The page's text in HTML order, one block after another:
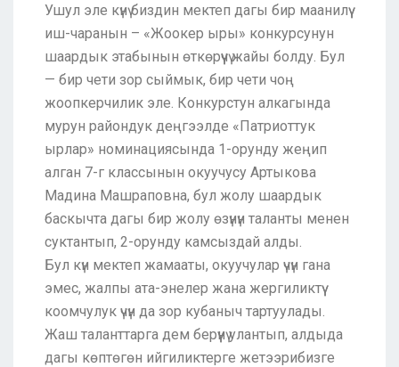
Ушул эле күнү биздин мектеп дагы бир маанилүү
иш-чаранын – «Жоокер ыры» конкурсунун
шаардык этабынын өткөрүүчү жайы болду. Бул
— бир чети зор сыймык, бир чети чоң
жоопкерчилик эле. Конкурстун алкагында
мурун райондук деңгээлде «Патриоттук
ырлар» номинациясында 1-орунду жеңип
алган 7-г классынын окуучусу Артыкова
Мадина Машраповна, бул жолу шаардык
баскычта дагы бир жолу өзүнүн таланты менен
суктантып, 2-орунду камсыздай алды.
Бул күн мектеп жамааты, окуучулар үчүн гана
эмес, жалпы ата-энелер жана жергиликтүү
коомчулук үчүн да зор кубаныч тартуулады.
Жаш таланттарга дем берүүнү улантып, алдыда
дагы көптөгөн ийгиликтерге жетээрибизге